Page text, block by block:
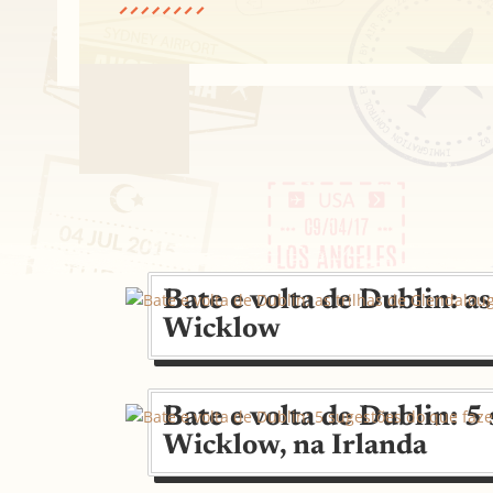
Bate e volta de Dublin:
Wicklow
Bate e volta de Dublin: 5
Wicklow, na Irlanda